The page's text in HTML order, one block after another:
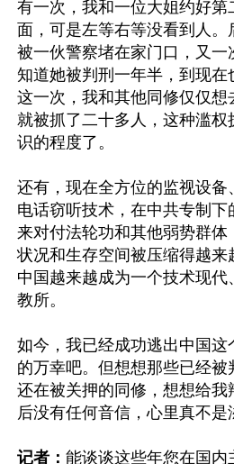
有一次，我和一位大姐约好
面，可是左等右等没看到人
被一伙警察堵在家门口，又
知道她被判刑一年半，到现在
这一次，我和其他同修仅仅想
就被抓了二十多人，这种滥权
识的程度了。
还有，现在全方位的监视设备
电话窃听技术，在中共专制下
来对付法轮功和其他弱势群体
状况和生存空间被压缩得越来
中国越来越成为一个技术现代
教所。
如今，我已经成功逃出中国这
的万幸吧。但想想那些已经被
还在被关押的同修，想想给我
后没有任何音信，心里真不
记者： 能谈谈这些年您在国内